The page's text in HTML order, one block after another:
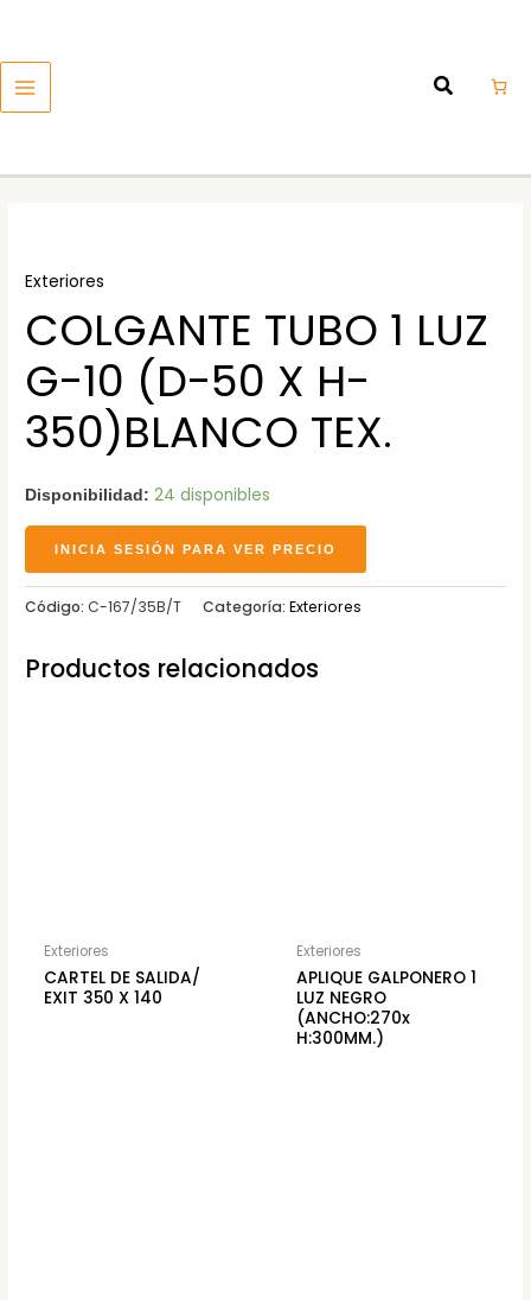
MENU
Exteriores
COLGANTE TUBO 1 LUZ
G-10 (D-50 X H-
350)BLANCO TEX.
Disponibilidad: 24 disponibles
INICIA SESIÓN PARA VER PRECIO
Código:C-167/35B/T Categoría:Exteriores
Productos relacionados
Exteriores
CARTEL DE SALIDA/
EXIT 350 X 140
Exteriores
APLIQUE GALPONERO 1
LUZ NEGRO
(ANCHO:270x
H:300MM.)